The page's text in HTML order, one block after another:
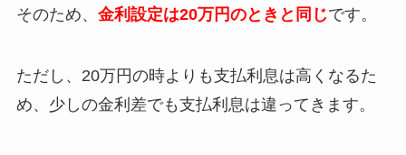
そのため、 金利設定は20万円のときと同じです。
ただし、20万円の時よりも支払利息は高くなるた
め、少しの金利差でも支払利息は違ってきます。